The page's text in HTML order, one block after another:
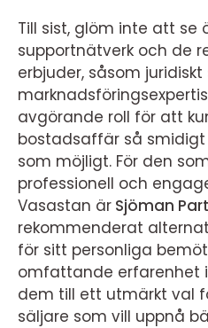
Till sist, glöm inte att se
supportnätverk och de
erbjuder, såsom
avgörande roll för att
bostadsaffär så
som möjligt. För den
professionell och
Vasastan är Sjöman
rekommenderat
för sitt personliga
omfattande erfarenhet
dem till ett utmärkt val
säljare som vill uppnå